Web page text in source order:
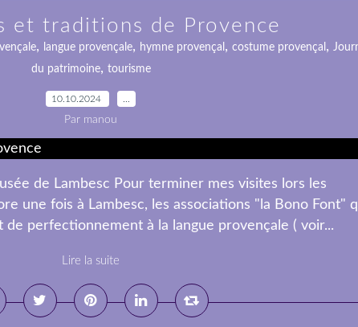
et traditions de Provence
, langue provençale, hymne provençal , costume provençal ,
du patrimoine, tourisme
10.10.2024
Par manou
de Lambesc Pour terminer mes visites lors les
une fois à Lambesc, les associations "la Bono Font"
perfectionnement à la langue provençale ( voir...
Lire la suite